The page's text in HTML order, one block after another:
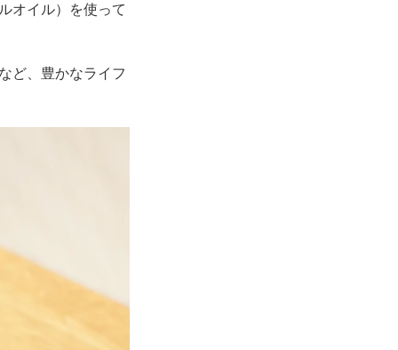
オイル）を使って
ど、豊かなライフ